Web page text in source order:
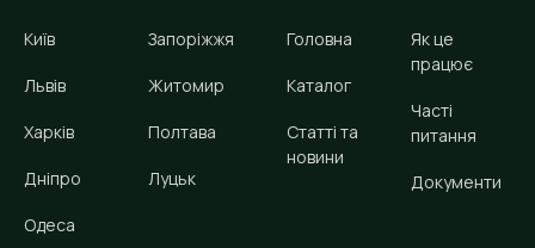
Київ
Львів
Харків
Дніпро
Одеса
Запоріжжя
Житомир
Полтава
Луцьк
Головна
Каталог
Статті та
новини
Як це
працює
Часті
питання
Документи